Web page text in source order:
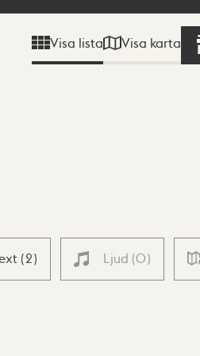
Visa lista Visa karta
(2) Ljud (0)